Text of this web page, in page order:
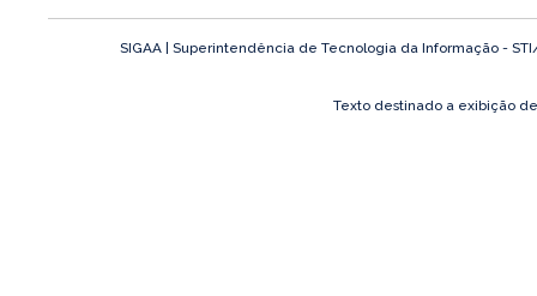
SIGAA | Superintendência de Tecnologia da Informação -
Texto destinado a exibição